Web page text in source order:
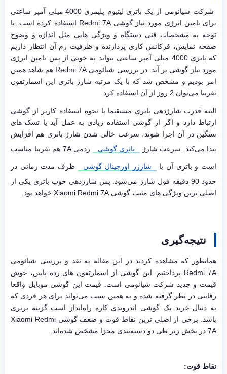
شرکت شیائومی از یک باتری لیتیوم پلیمری 4000 میلی آمپر ساعتی
برای تامین انرژی مورد نیاز گوشی Redmi 7A استفاده کرده است. با
توجه به مشخصات فنی دستگاه و ویژگی هایی مثل اندازه و وضوح
صفحه نمایش، فرکانس کاری پردازنده و ظرفیت رم آن انتظار داریم
که باتری 4000 میلی آمپر ساعتی بتواند به خوبی از پس تامین انرژی
مورد نیاز گوشی بر آید. در بررسی شیائومی Redmi 7A هم شاهد همین
امر بودیم و مشخص شد که با یک مرتبه شارژ باتری این اسمارتفون
تقریبا می‌توان 2 روز از آن استفاده کرد.
البته قدرت شارژدهی باتری مستقیما با نحوه استفاده کاربر از گوشی
ارتباط دارد و اگر از گوشی استفاده زیادی به عمل آید یا تسک های
سنگین در آن اجرا شوند، سرعت خالی شدن شارژ باتری هم افزایش
پیدا می‌کند. سرعت شارژ
باتری گوشی ردمی 7A هم تقریبا مناسب
است و باتری آن با شارژر اورجینال گوشی
ظرف مدت زمانی در
حدود 90 دقیقه فول شارژ می‌شود. پس شارژدهی خوب باتری یکی از
اصلی ترین ویژگی های مثبت گوشی Xiaomi Redmi 7A خواهد بود.
نتیجه‌گیری
همانطور که مشاهده کردید در این مقاله به نقد و بررسی شیائومی
Redmi 7A پرداختیم. این گوشی از اسمارتفون های رده پایین، خوش
قیمت و جدید شرکت شیائومی است. قیمت این گوشی موبایل واقعا
رقابتی در نظر گرفته شده و به همین سبب می‌تواند برای هر فردی که
به دنبال خرید یک گوشی اندرویدی کاره راه‌انداز است گزینه برتری
باشد. برخی از اصلی ترین نقاط قوت و ضعف گوشی Xiaomi Redmi
7A در بخش زیر طی دو دسته‌بندی مجزا مشخص شده‌اند.
نقاط قوت: